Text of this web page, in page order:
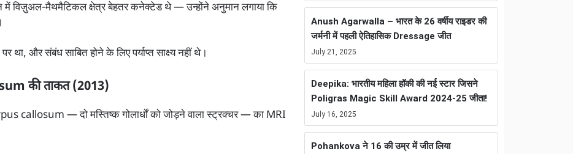
विज़ुअल-मैथमैटिकल क्षेत्र बेहतर कनेक्टेड थे — उन्होंने अनुमान लगाया कि
और संबंध साबित होने के लिए पर्याप्त साक्ष्य नहीं थे।
की ताकत (2013)
callosum — दो मस्तिष्क गोलार्धों को जोड़ने वाला स्ट्रक्चर — का MRI
Anush Agarwalla – भारत के 26 वर्षीय राइडर की
जर्मनी में पहली ऐतिहासिक Dressage जीत
July 21, 2025
Deepika: भारतीय महिला हॉकी की नई स्टार जिसने
Poligras Magic Skill Award 2024-25 जीता!
July 16, 2025
Pohankova ने 16 की उम्र में जीत लिया